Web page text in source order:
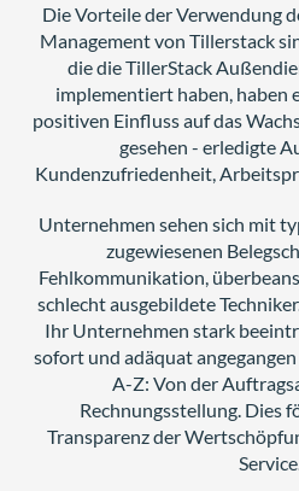
Die Vorteile der Verwendung
Management von Tillerstack
die die TillerStack
implementiert haben, haben
positiven Einfluss auf das
gesehen - erledigte
Kundenzufriedenheit,
Unternehmen sehen sich mit
zugewiesenen
Fehlkommunikation,
schlecht ausgebildete
Ihr Unternehmen stark
sofort und adäquat
A-Z: Von der
Rechnungsstellung. Dies
Transparenz der